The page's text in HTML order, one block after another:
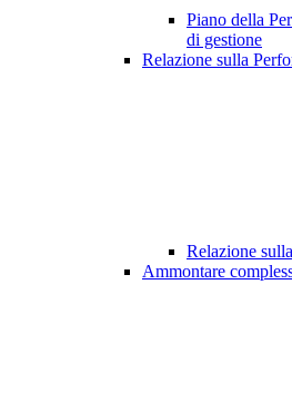
Piano della
di gestione
Relazione sulla
Relazione
Ammontare